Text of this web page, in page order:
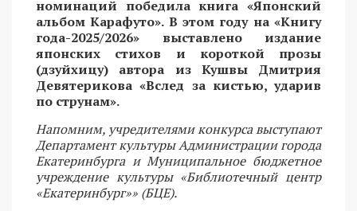
номинаций победила книга «Японский
альбом Карафуто». В этом году на «Книгу
года-2025/2026» выставлено издание
японских стихов и короткой прозы
(дзуйхицу) автора из Кушвы Дмитрия
Девятерикова «Вслед за кистью, ударив
по струнам».
Напомним, учредителями конкурса выступают
Департамент культуры Администрации города
Екатеринбурга и Муниципальное бюджетное
учреждение культуры «Библиотечный центр
«Екатеринбург»» (БЦЕ).